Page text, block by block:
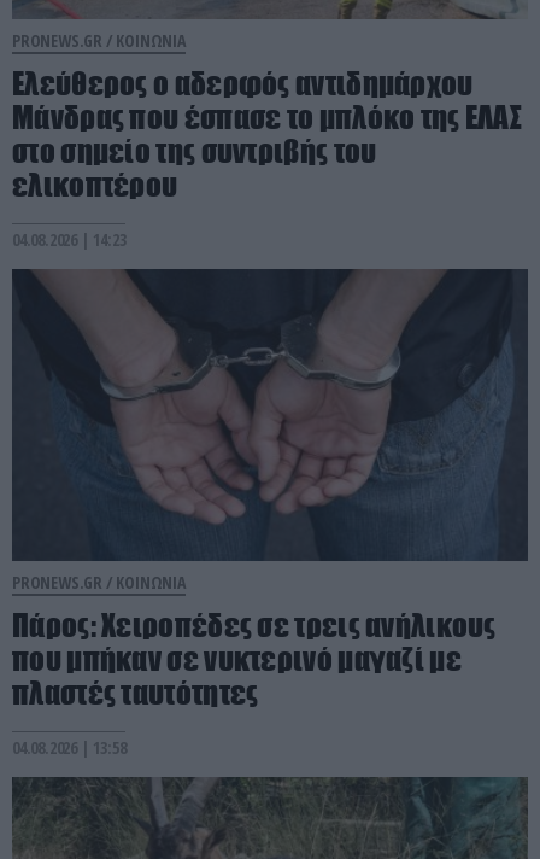
PRONEWS.GR / ΚΟΙΝΩΝΙΑ
Ελεύθερος ο αδερφός αντιδημάρχου
Μάνδρας που έσπασε το μπλόκο της ΕΛΑΣ
στο σημείο της συντριβής του
ελικοπτέρου
04.08.2026 | 14:23
PRONEWS.GR / ΚΟΙΝΩΝΙΑ
Πάρος: Χειροπέδες σε τρεις ανήλικους
που μπήκαν σε νυκτερινό μαγαζί με
πλαστές ταυτότητες
04.08.2026 | 13:58